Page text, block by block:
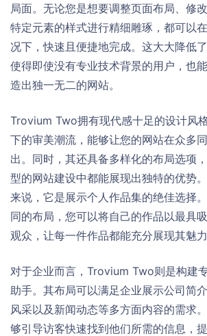
局面。无论您是想要调整页面布局、修
特定元素的样式进行精细雕琢，都可以
况下，快速且便捷地完成。这大大降低
使得即使没有专业技术背景的用户，也
造出独一无二的网站。
Trovium Two拥有现代感十足的设计风
下的审美潮流，能够让您的网站在众多
出。同时，其还具备多样化的布局选项
型的网站建设中都能展现出独特的优势
来说，它是展示个人作品集的绝佳选择
同的布局，您可以将自己的作品以最具
观众，让每一件作品都能充分展现其魅力
对于企业而言，Trovium Two则是构建
助手。其布局可以满足企业展示公司简
风采以及新闻动态等多方面内容的需求
够引导访客快速找到他们所需的信息，